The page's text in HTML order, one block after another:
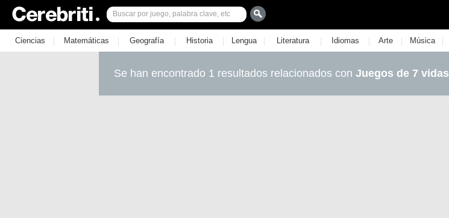
Ciencias | Matemáticas | Geografía | Historia | Lengua | Literatura | Idiomas | Arte | Música |
Se han encontrado 1 resultados relacionados con Juegos de 7 vidas